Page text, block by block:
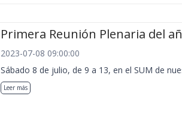
Primera Reunión Plenaria del
2023-07-08 09:00:00
Sábado 8 de julio, de 9 a 13, en el SUM de
Leer más